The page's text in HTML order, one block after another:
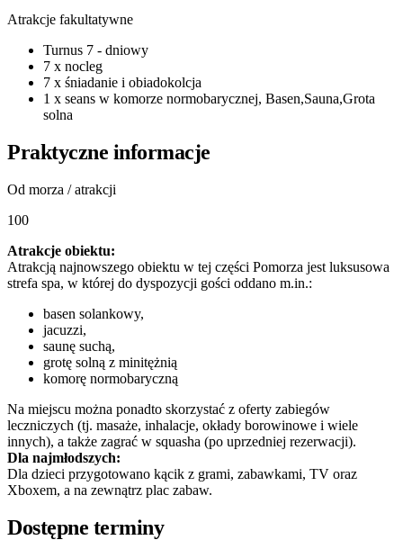
Atrakcje fakultatywne
Turnus 7 - dniowy
7 x nocleg
7 x śniadanie i obiadokolcja
1 x seans w komorze normobarycznej, Basen,Sauna,Grota
solna
Praktyczne informacje
Od morza / atrakcji
100
Atrakcje obiektu:
Atrakcją najnowszego obiektu w tej części Pomorza jest luksusowa
strefa spa, w której do dyspozycji gości oddano m.in.:
basen solankowy,
jacuzzi,
saunę suchą,
grotę solną z minitężnią
komorę normobaryczną
Na miejscu można ponadto skorzystać z oferty zabiegów
leczniczych (tj. masaże, inhalacje, okłady borowinowe i wiele
innych), a także zagrać w squasha (po uprzedniej rezerwacji).
Dla najmłodszych:
Dla dzieci przygotowano kącik z grami, zabawkami, TV oraz
Xboxem, a na zewnątrz plac zabaw.
Dostępne terminy